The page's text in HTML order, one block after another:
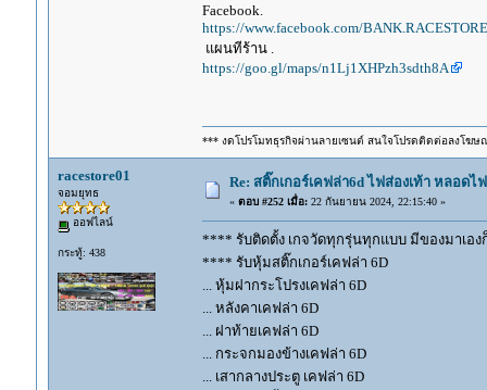
Facebook.
https://www.facebook.com/
แผนทีร้าน .
https://goo.gl/maps/n1Lj1XHPzh3sdth8A
*** งดโปรโมทธุรกิจผ่านลายเซนต์ สนใจโปรดติดต่อลงโฆษ
racestore01
จอมยุทธ
ออฟไลน์
กระทู้: 438
Re: สติ๊กเกอร์เคฟล่า6d ไฟส่องเท้า หลอด
« ตอบ #252 เมื่อ:22 กันยายน 2024, 22:15:40 »
**** รับติดตั้ง เกจวัดทุกรุ่นทุกแบบ มีของมาเอง
**** รับหุ้มสติ๊กเกอร์เคฟล่า 6D
... หุ้มฝากระโปรงเคฟล่า 6D
... หลังคาเคฟล่า 6D
... ฝาท้ายเคฟล่า 6D
... กระจกมองข้างเคฟล่า 6D
... เสากลางประตู เคฟล่า 6D